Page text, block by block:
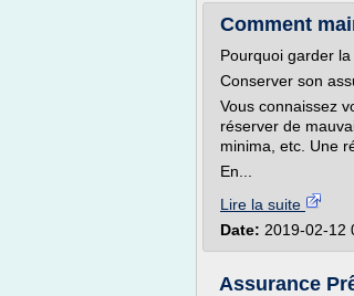
Comment
Pourquoi garder
Conserver son
Vous connaissez
réserver de
minima, etc. Une
En...
Lire la suite
Date: 2019-02-12
Assurance